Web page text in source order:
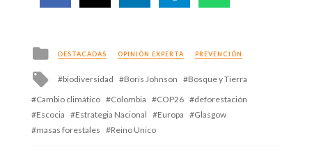
Posted
in
DESTACADAS OPINIÓN EXPERTA PREVENCIÓN
Tagged
biodiversidad Boris Johnson
Bosque y Tierra
Cambio climático
Colombia COP26
deforestación
Escocia
Estrategia Nacional Europa
Glasgow
masas forestales
Reino Unico